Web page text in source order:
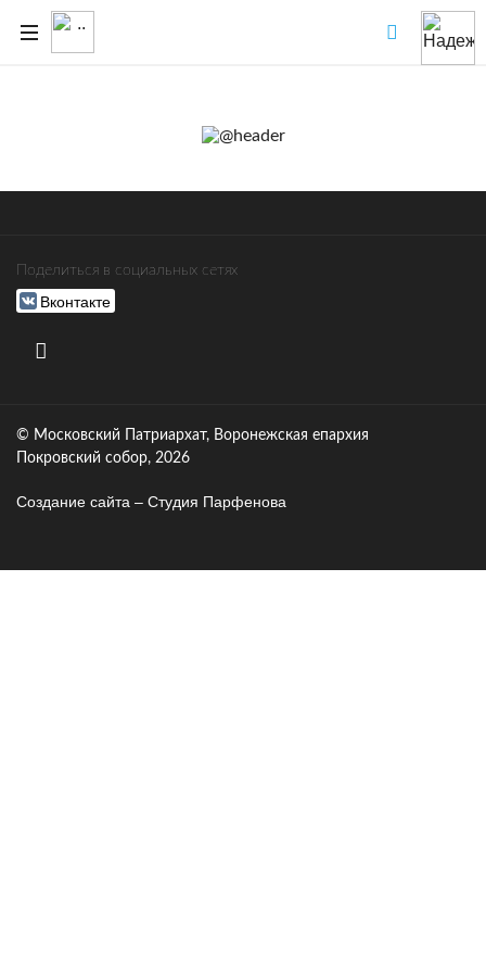
Поделиться в социальных сетях
Вконтакте
© Московский Патриархат, Воронежcкая епархия
Покровский собор, 2026
Создание сайта – Cтудия Парфенова